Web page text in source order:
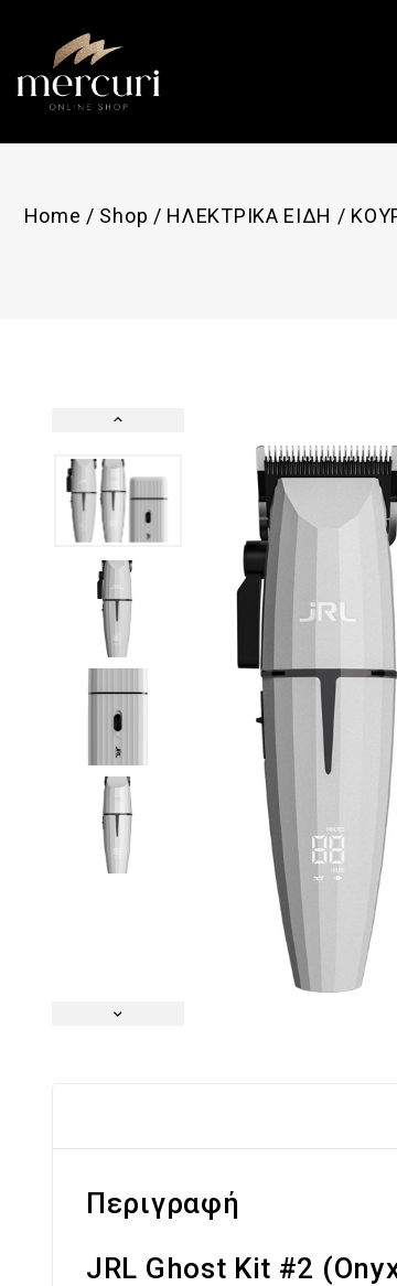
Home / Shop / ΗΛΕΚΤΡΙΚΑ ΕΙΔΗ /
Περιγραφή
JRL Ghost Kit #2